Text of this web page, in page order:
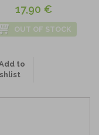
17,90 €
OUT OF STOCK
to